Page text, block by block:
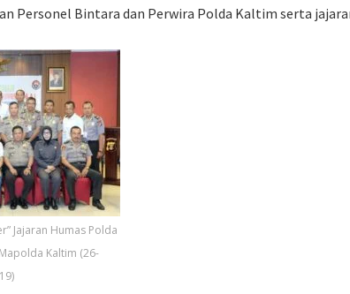
Personel Bintara dan Perwira Polda Kaltim serta
Jajaran Humas Polda
Kaltim (26-